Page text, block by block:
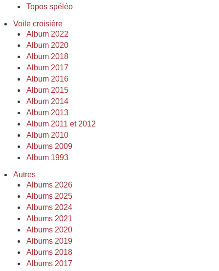
Topos spéléo
Voile croisière
Album 2022
Album 2020
Album 2018
Album 2017
Album 2016
Album 2015
Album 2014
Album 2013
Album 2011 et 2012
Album 2010
Albums 2009
Album 1993
Autres
Albums 2026
Albums 2025
Albums 2024
Albums 2021
Albums 2020
Albums 2019
Albums 2018
Albums 2017